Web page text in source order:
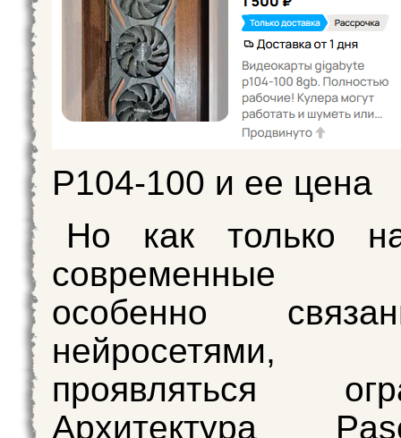
P104-100 и ее цена
Но как только
современные
особенно
нейросетями,
проявляться
Архитектура